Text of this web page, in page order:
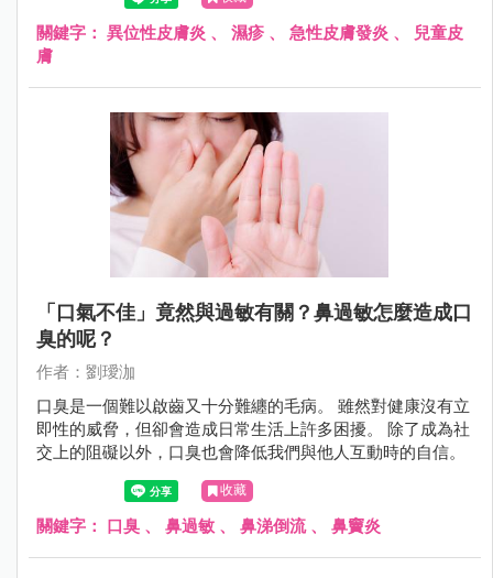
年上升的趨勢。
關鍵字： 異位性皮膚炎 、 濕疹 、 急性皮膚發炎 、
兒童皮
膚
「口氣不佳」竟然與過敏有關？鼻過敏怎麼造成口
臭的呢？
作者：劉璦泇
口臭是一個難以啟齒又十分難纏的毛病。 雖然對健康沒有立
即性的威脅，但卻會造成日常生活上許多困擾。 除了成為社
交上的阻礙以外，口臭也會降低我們與他人互動時的自信。
收藏
關鍵字： 口臭 、 鼻過敏 、 鼻涕倒流、 鼻竇炎